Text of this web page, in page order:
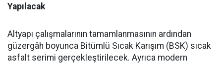
Yapılacak
Altyapı çalışmalarının tamamlanmasının ardından
güzergâh boyunca Bitümlü Sıcak Karışım (BSK) sıcak
asfalt serimi gerçekleştirilecek. Ayrıca modern